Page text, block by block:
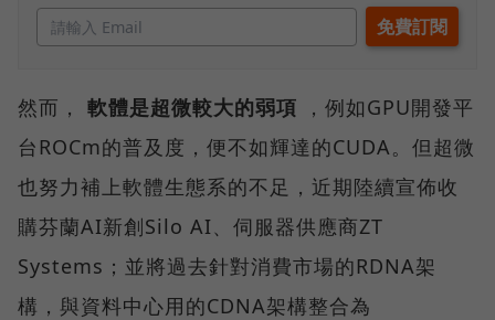
然而， 軟體是超微較大的弱項 ，例如GPU開發平
台ROCm的普及度，便不如輝達的CUDA。但超微
也努力補上軟體生態系的不足，近期陸續宣佈收
購芬蘭AI新創Silo AI、伺服器供應商ZT
Systems；並將過去針對消費市場的RDNA架
構，與資料中心用的CDNA架構整合為